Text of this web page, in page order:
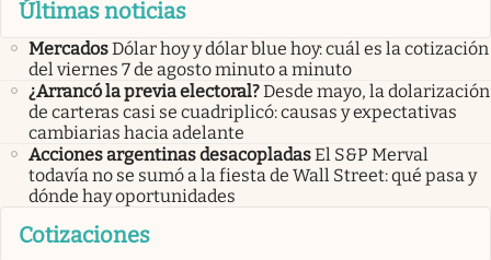
Últimas noticias
MercadosDólar hoy y dólar blue hoy: cuál es la cotización
del viernes 7 de agosto minuto a minuto
¿Arrancó la previa electoral?Desde mayo, la dolarización
de carteras casi se cuadriplicó: causas y expectativas
cambiarias hacia adelante
Acciones argentinas desacopladasEl S&P Merval
todavía no se sumó a la fiesta de Wall Street: qué pasa y
dónde hay oportunidades
Cotizaciones